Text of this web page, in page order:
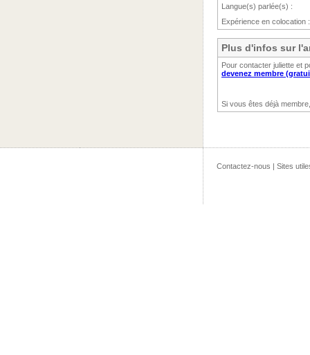
Langue(s) parlée(s) :
Expérience en colocation :
Plus d'infos sur
Pour contacter juliette et
devenez membre
Si vous êtes déjà
Contactez-nous | Sites